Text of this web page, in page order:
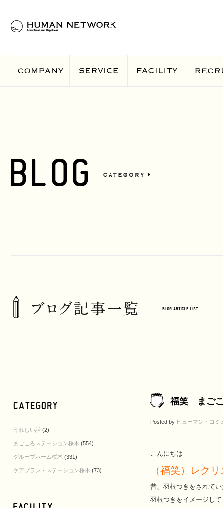
うれしい話 (2)
まごころステーション桜木 (554)
グループホーム桜木 (331)
ケアプラン・ステーション桜木 (73)
福笑 まごこ
Posted by ヒューマン・コミ
こんにちは
（福笑）レク
昔、羽根つきをされて
羽根つきをイメージし